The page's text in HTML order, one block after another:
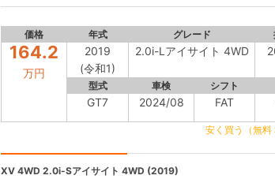
価格 年式 グレード
164.2
万円
2019
(令和1)
2.0i-Lアイサイト 4WD
型式 車検 シフト
GT7 2024/08 FAT
安く買う（無料
XV 4WD 2.0i-Sアイサイト 4WD (2019)